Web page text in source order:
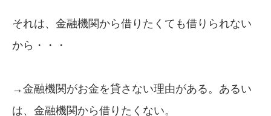
それは、金融機関から借りたくても借りられない
から・・・
→金融機関がお金を貸さない理由がある。あるい
は、金融機関から借りたくない。